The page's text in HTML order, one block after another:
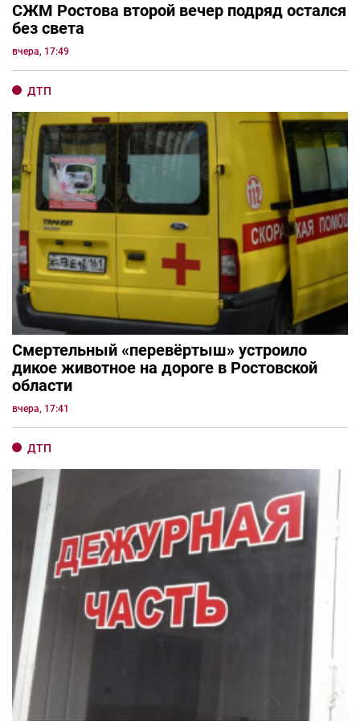
СЖМ Ростова второй вечер подряд остался
без света
вчера, 17:49
ДТП
Смертельный «перевёртыш» устроило
дикое животное на дороге в Ростовской
области
вчера, 17:41
ДТП